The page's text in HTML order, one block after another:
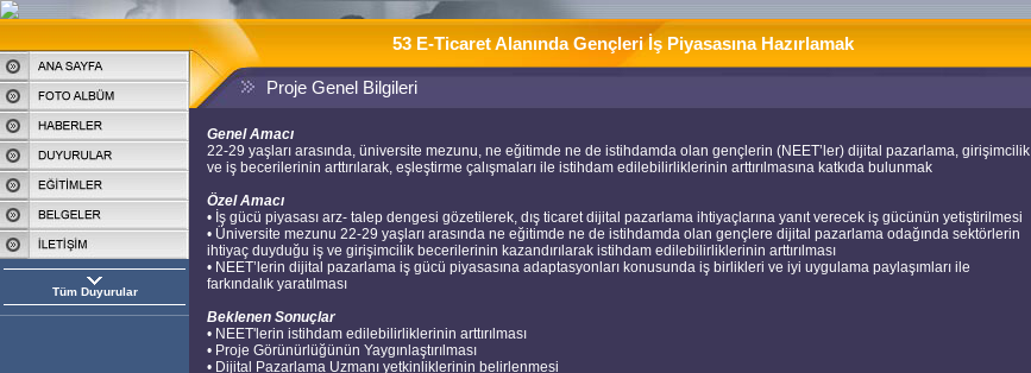
Tüm Duyurular
53 E-Ticaret Alanında Gençleri İş Piyasasına Hazırlamak
Proje Genel Bilgileri
Genel Amacı
22-29 yaşları arasında, üniversite mezunu, ne eğitimde ne de istihdamda olan gençlerin (NEET’ler) dijital pazarlama, girişimcilik
ve iş becerilerinin arttırılarak, eşleştirme çalışmaları ile istihdam edilebilirliklerinin arttırılmasına katkıda bulunmak
Özel Amacı
• İş gücü piyasası arz- talep dengesi gözetilerek, dış ticaret dijital pazarlama ihtiyaçlarına yanıt verecek iş gücünün yetiştirilmesi
• Üniversite mezunu 22-29 yaşları arasında ne eğitimde ne de istihdamda olan gençlere dijital pazarlama odağında sektörlerin
ihtiyaç duyduğu iş ve girişimcilik becerilerinin kazandırılarak istihdam edilebilirliklerinin arttırılması
• NEET’lerin dijital pazarlama iş gücü piyasasına adaptasyonları konusunda iş birlikleri ve iyi uygulama paylaşımları ile
farkındalık yaratılması
Beklenen Sonuçlar
• NEET'lerin istihdam edilebilirliklerinin arttırılması
• Proje Görünürlüğünün Yaygınlaştırılması
• Dijital Pazarlama Uzmanı yetkinliklerinin belirlenmesi